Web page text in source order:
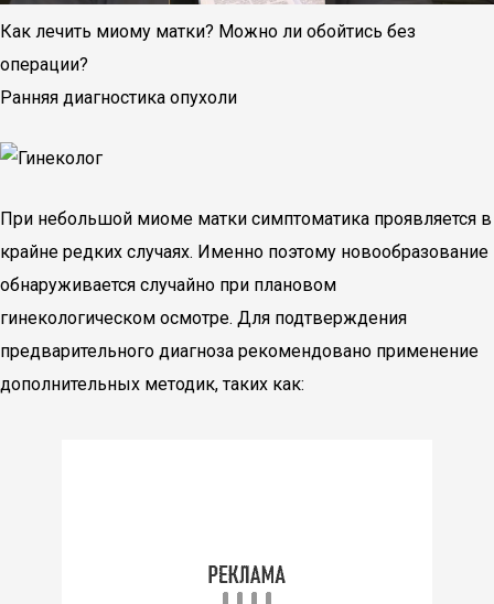
Как лечить миому матки? Можно ли обойтись без
операции?
Ранняя диагностика опухоли
При небольшой миоме матки симптоматика проявляется в
крайне редких случаях. Именно поэтому новообразование
обнаруживается случайно при плановом
гинекологическом осмотре. Для подтверждения
предварительного диагноза рекомендовано применение
дополнительных методик, таких как: